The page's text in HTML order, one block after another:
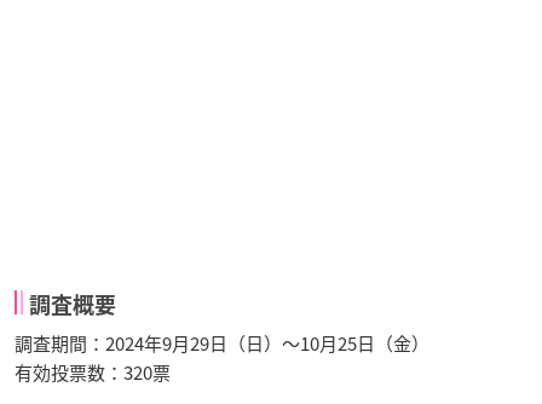
調査概要
調査期間：2024年9月29日（日）～10月25日（金）
有効投票数：320票